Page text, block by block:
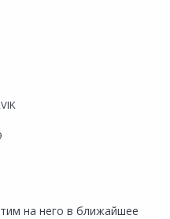
на него в ближайшее